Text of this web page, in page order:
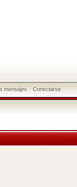
mensajes Conectarse